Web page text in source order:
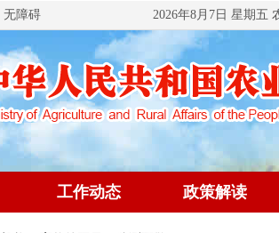
无障碍 2026年8月7日 星期五
工作动态 政策解读